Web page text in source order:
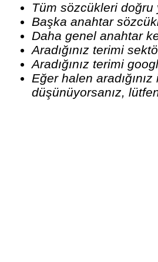
Tüm sözcükleri doğru
Başka anahtar
Daha genel anahtar
Aradığınız terimi
Aradığınız terimi
Eğer halen
düşünüyorsanız,